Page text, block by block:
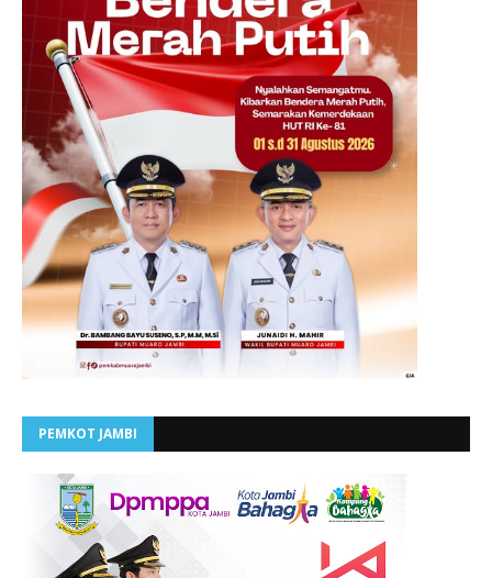
PEMKOT JAMBI